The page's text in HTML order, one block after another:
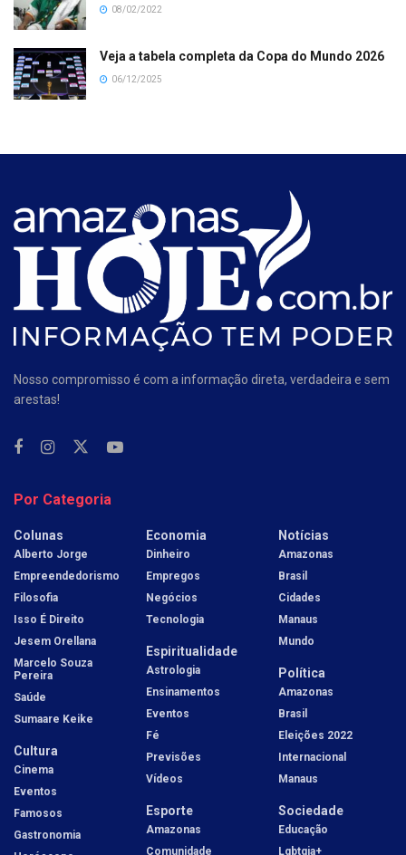
08/02/2022
Veja a tabela completa da Copa do Mundo 2026
06/12/2025
Nosso compromisso é com a informação direta, verdadeira e sem
arestas!
Por Categoria
Colunas
Alberto Jorge
Empreendedorismo
Filosofia
Isso É Direito
Jesem Orellana
Marcelo Souza
Pereira
Saúde
Sumaare Keike
Cultura
Cinema
Eventos
Famosos
Gastronomia
Economia
Dinheiro
Empregos
Negócios
Tecnologia
Espiritualidade
Astrologia
Ensinamentos
Eventos
Fé
Previsões
Vídeos
Esporte
Amazonas
Comunidade
Notícias
Amazonas
Brasil
Cidades
Manaus
Mundo
Política
Amazonas
Brasil
Eleições 2022
Internacional
Manaus
Sociedade
Educação
Lgbtqia+